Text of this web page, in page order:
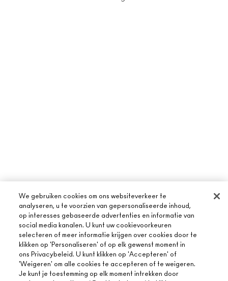
We gebruiken cookies om ons websiteverkeer te
analyseren, u te voorzien van gepersonaliseerde inhoud,
op interesses gebaseerde advertenties en informatie van
social media kanalen. U kunt uw cookievoorkeuren
selecteren of meer informatie krijgen over cookies door te
klikken op 'Personaliseren' of op elk gewenst moment in
ons Privacybeleid. U kunt klikken op 'Accepteren' of
'Weigeren' om alle cookies te accepteren of te weigeren.
Je kunt je toestemming op elk moment intrekken door